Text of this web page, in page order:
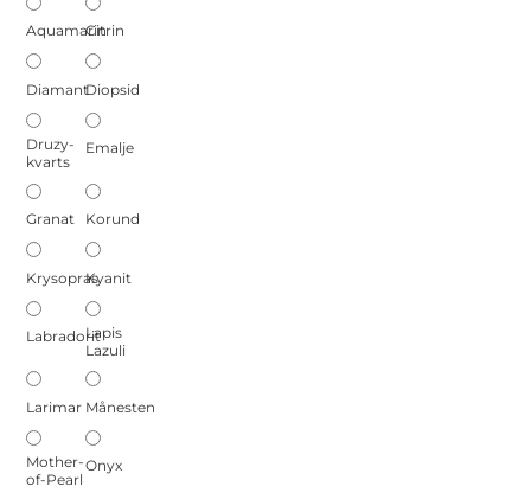
Aquamarin
Citrin
DiamantDiopsid
Druzy-
kvarts
Emalje
Granat Korund
KrysoprasKyanit
LabradoritLapis
Lazuli
Larimar Månesten
Mother-
of-Pearl
Onyx